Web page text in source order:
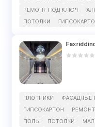
РЕМОНТ ПОД КЛЮЧ
ПОТОЛКИ
ПЛОТНИКИ ФАСАДНЫЕ
ГИПСОКАРТОН
ПОЛЫ
ПОТОЛКИ